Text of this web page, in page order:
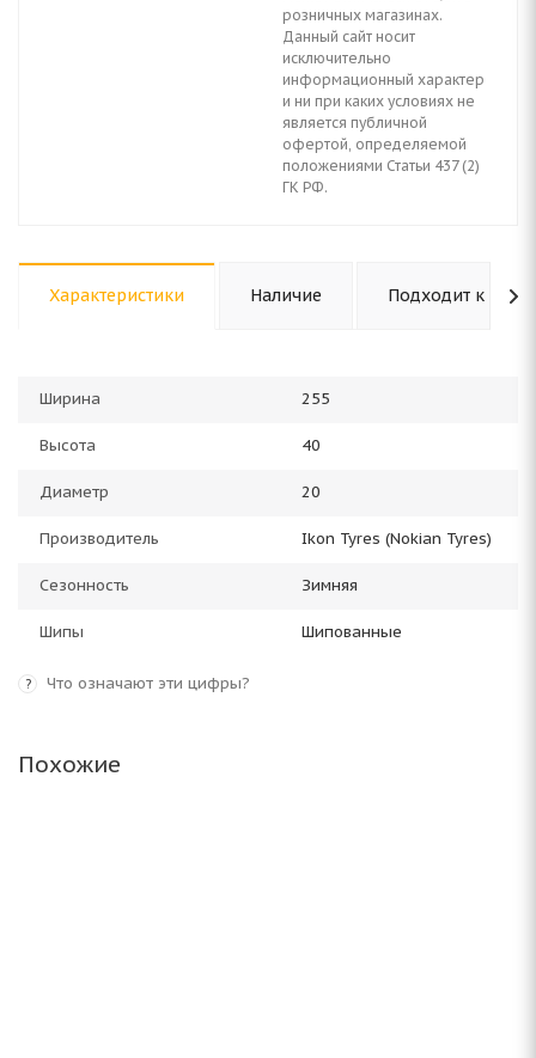
розничных магазинах.
Данный сайт носит
исключительно
информационный характер
и ни при каких условиях не
является публичной
офертой, определяемой
положениями Статьи 437 (2)
ГК РФ.
Характеристики Наличие Подходит к авто
Ширина 255
Высота 40
Диаметр 20
Производитель Ikon Tyres (Nokian Tyres)
Сезонность Зимняя
Шипы Шипованные
? Что означают эти цифры?
Похожие